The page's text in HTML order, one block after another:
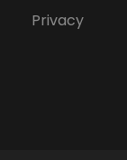
Privacy